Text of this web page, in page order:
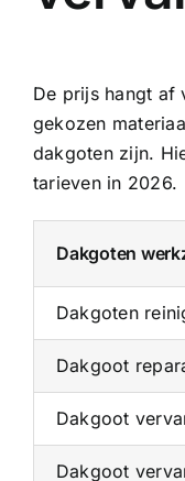
De prijs hangt af
gekozen
dakgoten zijn.
tarieven in 2026.
Dakgoten
Dakgoten
Dakgoot
Dakgoot
Dakgoot